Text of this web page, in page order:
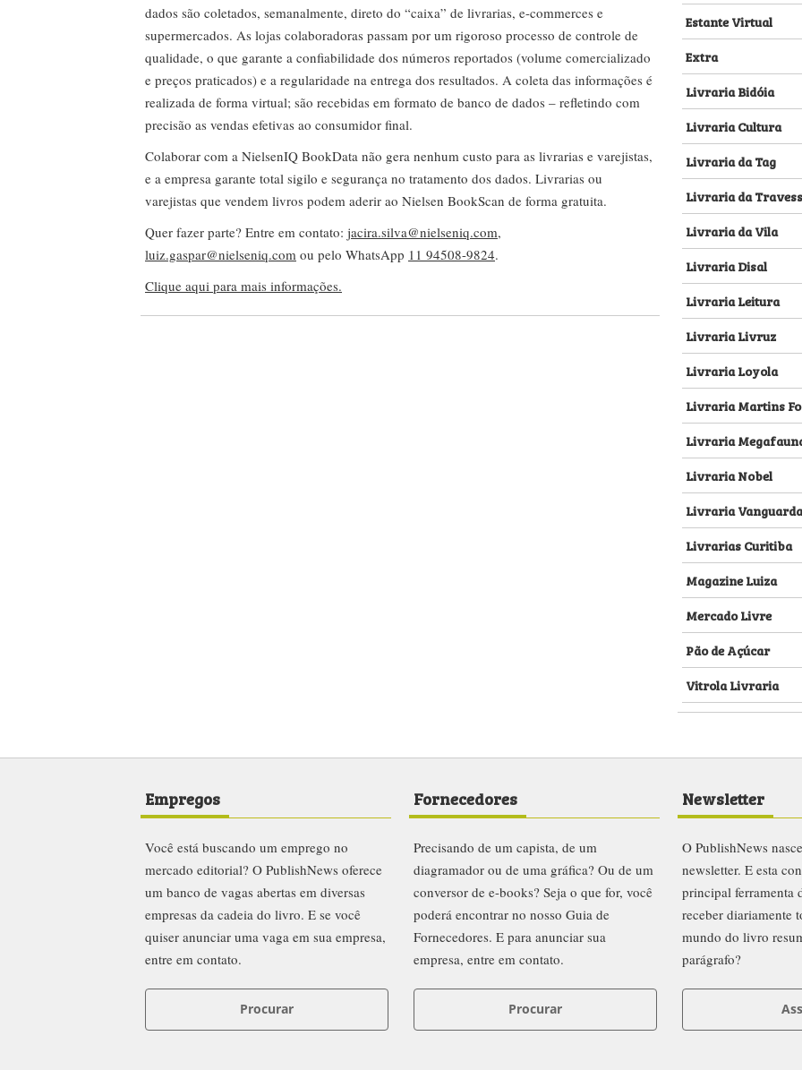
dados são coletados, semanalmente, direto do “caixa” de livrarias, e-commerces e
supermercados. As lojas colaboradoras passam por um rigoroso processo de controle de
qualidade, o que garante a confiabilidade dos números reportados (volume comercializado
e preços praticados) e a regularidade na entrega dos resultados. A coleta das informações é
realizada de forma virtual; são recebidas em formato de banco de dados – refletindo com
precisão as vendas efetivas ao consumidor final.
Colaborar com a NielsenIQ BookData não gera nenhum custo para as livrarias e varejistas,
e a empresa garante total sigilo e segurança no tratamento dos dados. Livrarias ou
varejistas que vendem livros podem aderir ao Nielsen BookScan de forma gratuita.
Quer fazer parte? Entre em contato: jacira.silva@nielseniq.com,
luiz.gaspar@nielseniq.com ou pelo WhatsApp 11 94508-9824.
Clique aqui para mais informações.
Estante Virtual
Extra
Livraria Bidóia
Livraria Cultura
Livraria da Tag
Livraria da
Livraria da Vila
Livraria Disal
Livraria Leitura
Livraria Livruz
Livraria Loyola
Livraria Martins
Livraria
Livraria Nobel
Livraria Vanguarda
Livrarias Curitiba
Magazine Luiza
Mercado Livre
Pão de Açúcar
Vitrola Livraria
Empregos
Você está buscando um emprego no
mercado editorial? O PublishNews oferece
um banco de vagas abertas em diversas
empresas da cadeia do livro. E se você
quiser anunciar uma vaga em sua empresa,
entre em contato.
Procurar
Fornecedores
Precisando de um capista, de um
diagramador ou de uma gráfica? Ou de um
conversor de e-books? Seja o que for, você
poderá encontrar no nosso Guia de
Fornecedores. E para anunciar sua
empresa, entre em contato.
Procurar
Newsletter
O PublishNews
newsletter. E esta
principal ferramenta
receber diariamente
mundo do livro
parágrafo?